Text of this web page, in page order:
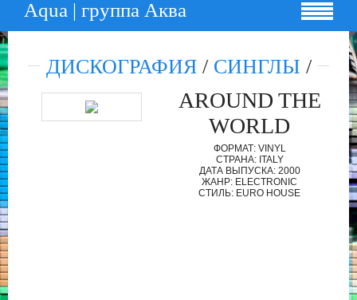
Aqua | группа Аква
ДИСКОГРАФИЯ/ СИНГЛЫ /
AROUND THE
WORLD
ФОРМАТ: VINYL
СТРАНА: ITALY
ДАТА ВЫПУСКА: 2000
ЖАНР: ELECTRONIC
СТИЛЬ: EURO HOUSE